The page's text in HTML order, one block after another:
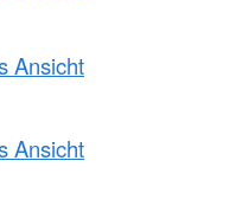
Ansicht
Ansicht